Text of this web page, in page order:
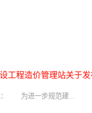
工程造价管理站关于
： 为进一步规范建...